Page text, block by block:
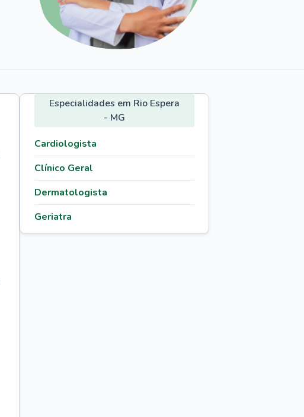
Especialidades em Rio Espera
- MG
Cardiologista
Clínico Geral
Dermatologista
Geriatra